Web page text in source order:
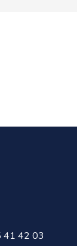
41 42 03